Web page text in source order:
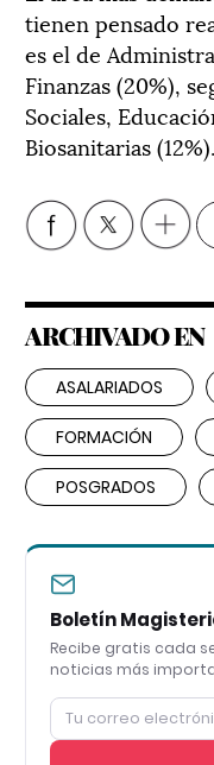
tienen pensado
es el de
Finanzas (20%),
Sociales,
Biosanitarias (12%).
ARCHIVADO EN
ASALARIADOS
FORMACIÓN
POSGRADOS
Boletín
Recibe gratis cada
noticias más